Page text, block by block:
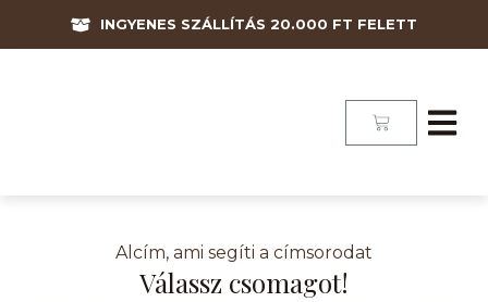
INGYENES SZÁLLÍTÁS 20.000 FT FELETT
Alcím, ami segíti a címsorodat
Válassz csomagot!